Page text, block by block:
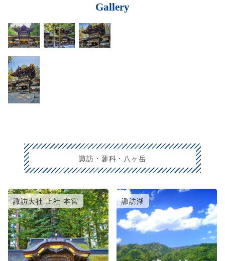
Gallery
諏訪・蓼科・八ヶ岳
諏訪大社 上社 本宮 諏訪湖